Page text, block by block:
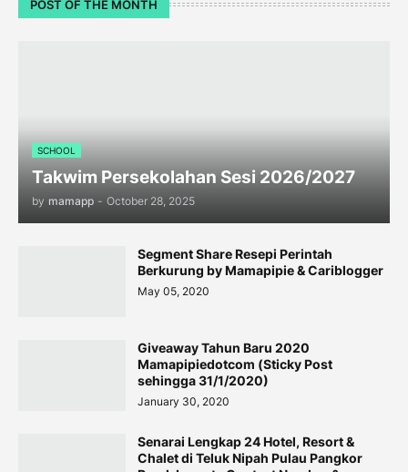
POST OF THE MONTH
SCHOOL
Takwim Persekolahan Sesi 2026/2027
by mamapp - October 28, 2025
Segment Share Resepi Perintah
Berkurung by Mamapipie & Cariblogger
May 05, 2020
Giveaway Tahun Baru 2020
Mamapipiedotcom (Sticky Post
sehingga 31/1/2020)
January 30, 2020
Senarai Lengkap 24 Hotel, Resort &
Chalet di Teluk Nipah Pulau Pangkor